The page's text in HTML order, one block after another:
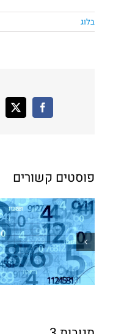
בלוג
Facebook
X
פוסטים קשורים